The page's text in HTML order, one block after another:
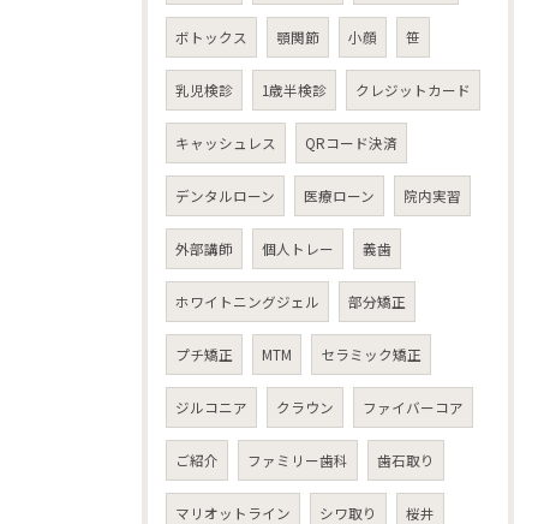
ボトックス 顎関節 小顔 笹
乳児検診 1歳半検診 クレジットカード
キャッシュレス QRコード決済
デンタルローン 医療ローン 院内実習
外部講師 個人トレー 義歯
ホワイトニングジェル 部分矯正
プチ矯正 MTM セラミック矯正
ジルコニア クラウン ファイバーコア
ご紹介 ファミリー歯科 歯石取り
マリオットライン シワ取り 桜井